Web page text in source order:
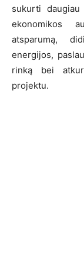
sukurti
ekonomikos
atsparumą,
energijos,
rinką bei
projektu.